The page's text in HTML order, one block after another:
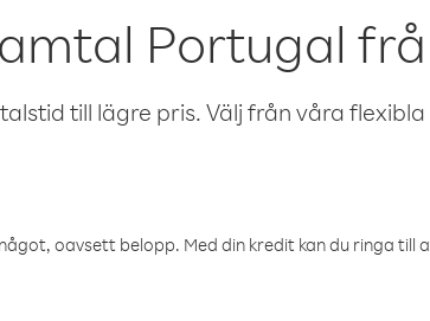
Portugal
till lägre pris. Välj från våra
oavsett belopp. Med din kredit kan du ringa till